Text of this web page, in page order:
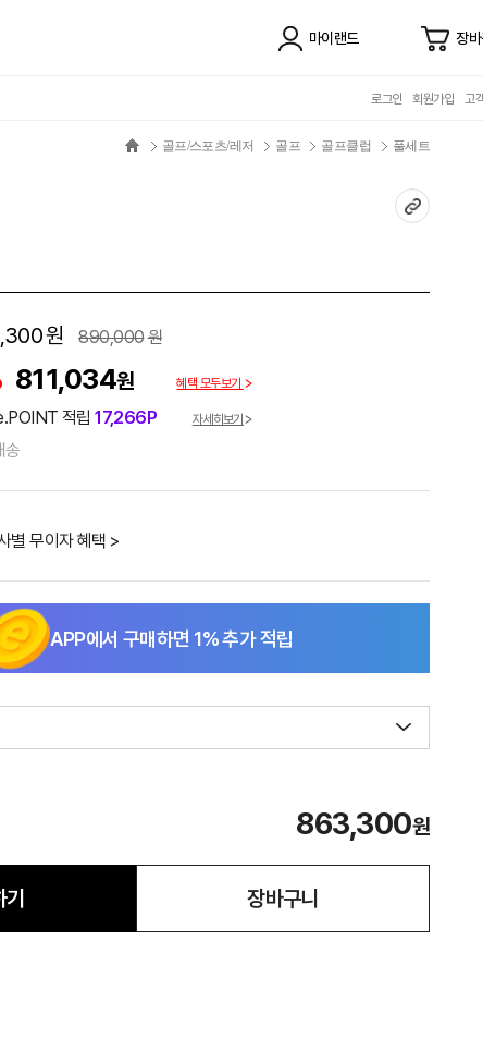
마이랜드 장
로그인 회원가입 고
골프/스포츠/레저 골프 골프클럽 풀세트
원 890,000원
811,034원 혜택 모두보기
적립17,266P 자세히보기
송
별 무이자 혜택 >
APP에서 구매하면 1% 추가 적립
863,300원
장바구니